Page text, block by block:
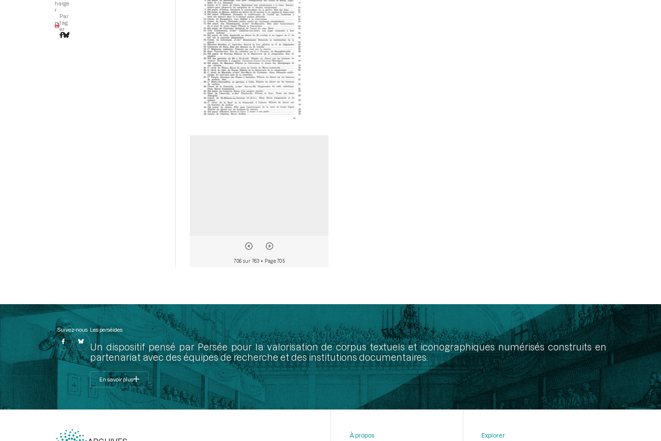
harge
r
Par
tag
er
706 sur 763 • Page 705
Suivez-nous Les perséides
Un dispositif pensé par Persée pour la valorisation de corpus textuels et iconographiques numérisés construits en
partenariat avec des équipes de recherche et des institutions documentaires.
En savoir plus
À propos Explorer